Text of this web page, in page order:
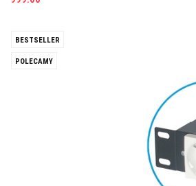
BESTSELLER
POLECAMY